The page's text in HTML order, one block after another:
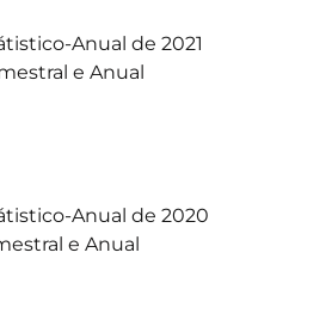
Anual de 2021
e Anual
Anual de 2020
e Anual